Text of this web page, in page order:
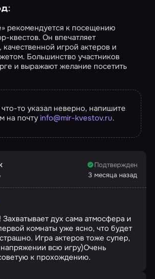
рекомендуется к посещению
квестов. Он впечатляет
игрой актеров и
Большинство участников
и выражают желание посетить
что-то указал неверно, напишите
на почту info@mir-kvestov.ru.
Подтвержден
3 месяца назад
Захватывает дух сама атмосфера и
комнаты уже ясно, что будет
Игра актеров тоже супер,
всю игру)Очень
к прохождению.